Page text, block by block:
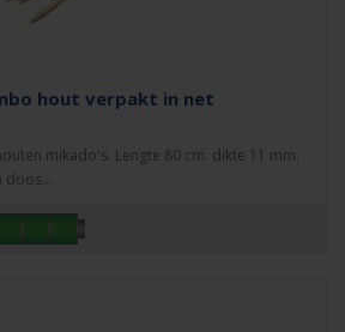
hout verpakt in net
mikado's. Lengte 80 cm. dikte 11 mm.
doos...